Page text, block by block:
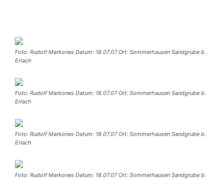
Foto: Rudolf Markones Datum: 18.07.07 Ort: Sommerhausen Sandgrube b.
Erlach
Foto: Rudolf Markones Datum: 18.07.07 Ort: Sommerhausen Sandgrube b.
Erlach
Foto: Rudolf Markones Datum: 18.07.07 Ort: Sommerhausen Sandgrube b.
Erlach
Foto: Rudolf Markones Datum: 18.07.07 Ort: Sommerhausen Sandgrube b.